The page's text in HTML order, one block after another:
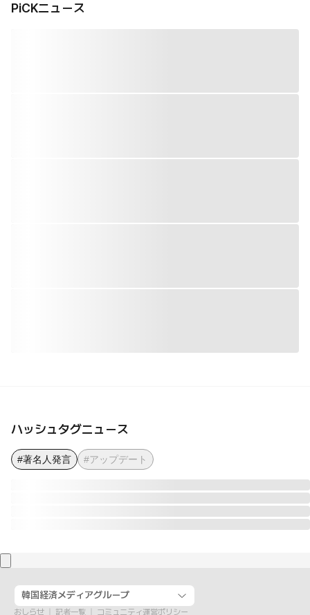
PiCKニュース
ハッシュタグニュース
#著名人発言 #アップデート
韓国経済メディアグループ
おしらせ 記者一覧 コミュニティ運営ポリシー